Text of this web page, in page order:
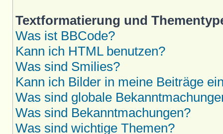
Textformatierung und
Was ist BBCode?
Kann ich HTML benutzen?
Was sind Smilies?
Kann ich Bilder in meine Beiträge
Was sind globale
Was sind Bekanntmachungen?
Was sind wichtige Themen?